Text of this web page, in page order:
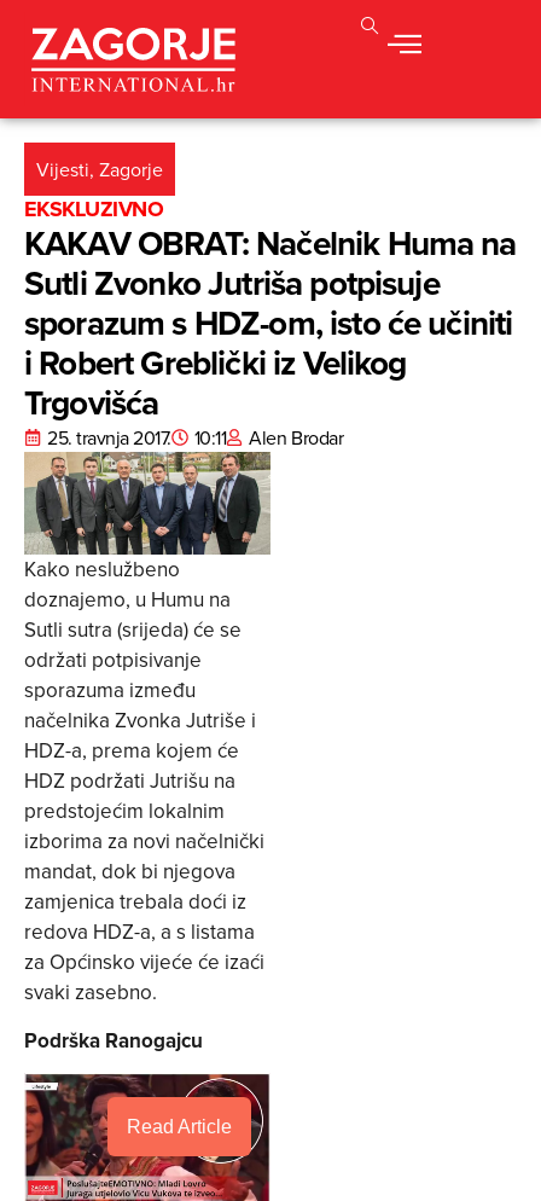
Vijesti, Zagorje
EKSKLUZIVNO
KAKAV OBRAT: Načelnik Huma na
Sutli Zvonko Jutriša potpisuje
sporazum s HDZ-om, isto će učiniti
i Robert Greblički iz Velikog
Trgovišća
25. travnja 2017. 10:11 Alen Brodar
Kako neslužbeno
doznajemo, u Humu na
Sutli sutra (srijeda) će se
održati potpisivanje
sporazuma između
načelnika Zvonka Jutriše i
HDZ-a, prema kojem će
HDZ podržati Jutrišu na
predstojećim lokalnim
izborima za novi načelnički
mandat, dok bi njegova
zamjenica trebala doći iz
redova HDZ-a, a s listama
za Općinsko vijeće će izaći
svaki zasebno.
Podrška Ranogajcu
Read Article